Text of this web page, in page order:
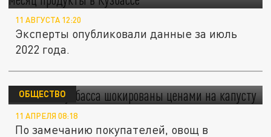
11 АВГУСТА 12:20
Эксперты опубликовали данные за июль
2022 года.
Жители Кузбасса шокированы ценами на
капусту
ОБЩЕСТВО
11 АПРЕЛЯ 08:18
По замечанию покупателей, овощ в